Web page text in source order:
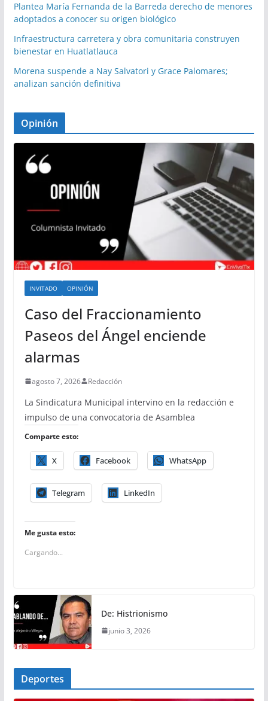
Plantea María Fernanda de la Barreda derecho de menores
adoptados a conocer su origen biológico
Infraestructura carretera y obra comunitaria construyen
bienestar en Huatlatlauca
Morena suspende a Nay Salvatori y Grace Palomares;
analizan sanción definitiva
Opinión
INVITADO OPINIÓN
Caso del Fraccionamiento
Paseos del Ángel enciende
alarmas
agosto 7, 2026 Redacción
La Sindicatura Municipal intervino en la redacción e
impulso de una convocatoria de Asamblea
Comparte esto:
X Facebook WhatsApp
Telegram LinkedIn
Me gusta esto:
Cargando...
De: Histrionismo
junio 3, 2026
Deportes